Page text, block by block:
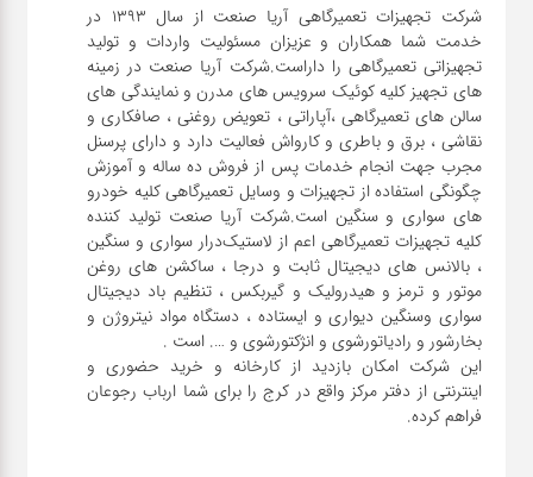
شرکت تجهیزات تعمیرگاهی آریا صنعت از سال ۱۳۹۳ در
خدمت شما همکاران و عزیزان مسئولیت واردات و تولید
تجهیزاتی تعمیرگاهی را داراست.شرکت آریا صنعت در زمینه
های تجهیز کلیه کوئیک سرویس های مدرن و نمایندگی های
سالن های تعمیرگاهی ،آپاراتی ، تعویض روغنی ، صافکاری و
نقاشی ، برق و باطری و کارواش فعالیت دارد و دارای پرسنل
مجرب جهت انجام خدمات پس از فروش ده ساله و آموزش
چگونگی استفاده از تجهیزات و وسایل تعمیرگاهی کلیه خودرو
های سواری و سنگین است.شرکت آریا صنعت تولید کننده
کلیه تجهیزات تعمیرگاهی اعم از لاستیک‌درار سواری و ‌سنگین
، بالانس های دیجیتال ثابت و درجا ، ساکشن های روغن
موتور و ترمز و هیدرولیک و گیربکس ، تنظیم باد دیجیتال
سواری و‌سنگین دیواری و ایستاده ، دستگاه مواد نیتروژن و
این شرکت امکان بازدید از کارخانه و خرید حضوری و
اینترنتی از دفتر مرکز واقع در کرج را برای شما ارباب رجوعان
فراهم کرده.